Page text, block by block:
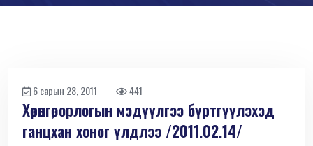
6 сарын 28, 2011 441
Хөрөнгө, орлогын мэдүүлгээ бүртгүүлэхэд
ганцхан хоног үлдлээ /2011.02.14/